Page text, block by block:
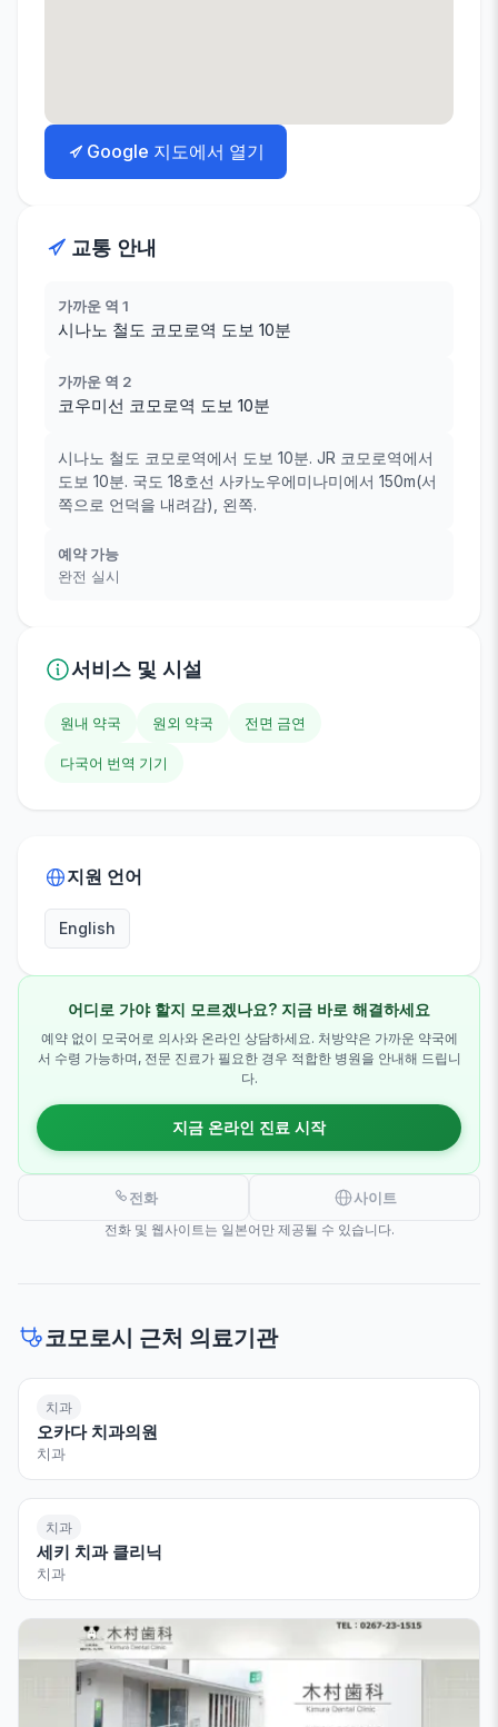
Google 지도에서 열기
교통 안내
가까운 역 1
시나노 철도 코모로역 도보 10분
가까운 역 2
코우미선 코모로역 도보 10분
시나노 철도 코모로역에서 도보 10분. JR 코모로역에서
도보 10분. 국도 18호선 사카노우에미나미에서 150m(서
쪽으로 언덕을 내려감), 왼쪽.
예약 가능
완전 실시
서비스 및 시설
원내 약국 원외 약국 전면 금연
다국어 번역 기기
지원 언어
English
어디로 가야 할지 모르겠나요? 지금 바로 해결하세요
예약 없이 모국어로 의사와 온라인 상담하세요. 처방약은 가까운 약국에
서 수령 가능하며, 전문 진료가 필요한 경우 적합한 병원을 안내해 드립니
다.
지금 온라인 진료 시작
전화 사이트
전화 및 웹사이트는 일본어만 제공될 수 있습니다.
코모로시 근처 의료기관
치과
오카다 치과의원
치과
치과
세키 치과 클리닉
치과